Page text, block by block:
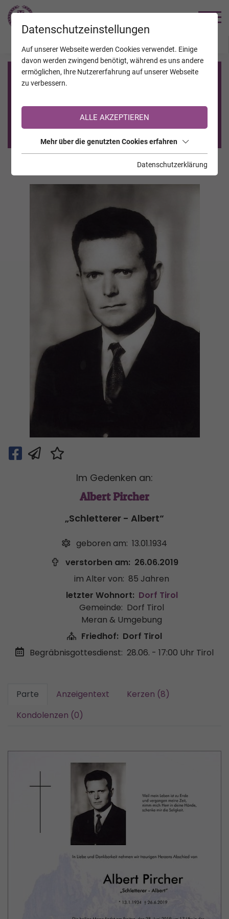
Registrierung auf TrauerHilfe.it
Sie sind noch nicht auf TrauerHilfe.it registriert?
>> zur kostenlosen Registrierung <<
Im Gedenken an:
Albert Pircher
„Schletterer - Albert“
geboren am: 13.01.1934
verstorben am: 26.06.2019
im Alter von: 85 Jahren
letzter Wohnort: Dorf Tirol
Gemeinde: Dorf Tirol
Meran & Umgebung
Friedhof: Dorf Tirol
Begräbnisgottesdienst: 28.06. - 17:00 Uhr Tirol
Parte Anzeigentext
Kerzen (8)
Kondolenzen (0)
Datenschutzeinstellungen
Auf unserer Webseite werden Cookies verwendet. Einige
davon werden zwingend benötigt, während es uns andere
ermöglichen, Ihre Nutzererfahrung auf unserer Webseite
zu verbessern.
ALLE AKZEPTIEREN
Mehr über die genutzten Cookies erfahren
Datenschutzerklärung
JAHRESTAGE KALENDER VERSTORBENE